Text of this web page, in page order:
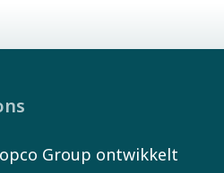
Group ontwikkelt